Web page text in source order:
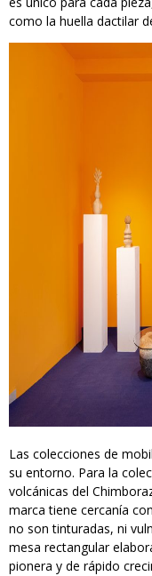
como la huella dactilar
Las colecciones de
su entorno. Para la
volcánicas del
marca tiene cercanía
no son tinturadas, ni
mesa rectangular
pionera y de rápido